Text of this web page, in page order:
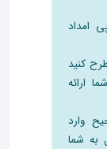
امداد
کنید
ارائه
وارد
به شما